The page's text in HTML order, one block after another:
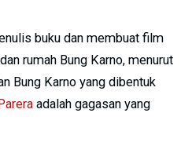
buku dan membuat film
rumah Bung Karno, menurut
Bung Karno yang dibentuk
adalah gagasan yang